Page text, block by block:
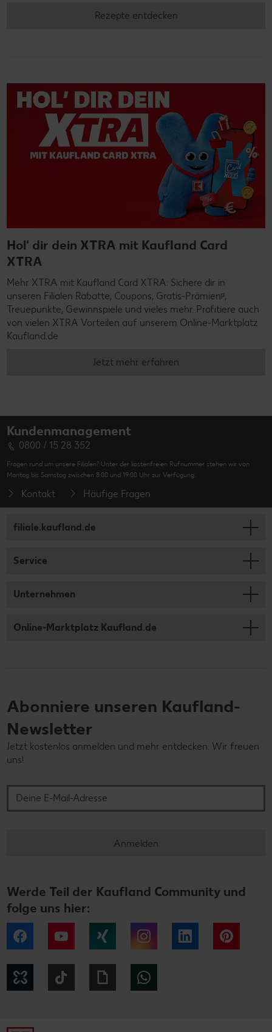
Rezepte entdecken
Hol' dir dein XTRA mit Kaufland Card
XTRA
Mehr XTRA mit Kaufland Card XTRA: Sichere dir in
unseren Filialen Rabatte, Coupons, Gratis-Prämienᵖ,
Treuepunkte, Gewinnspiele und vieles mehr. Profitiere auch
von vielen XTRA Vorteilen auf unserem Online-Marktplatz
Kaufland.de
Jetzt mehr erfahren
Kundenmanagement
0800 / 15 28 352
Fragen rund um unsere Filialen? Unter der kostenfreien Rufnummer stehen wir von
Montag bis Samstag zwischen 8:00 und 19:00 Uhr zur Verfügung.
Kontakt Häufige Fragen
filiale.kaufland.de
Service
Unternehmen
Online-Marktplatz Kaufland.de
Abonniere unseren Kaufland-
Newsletter
Jetzt kostenlos anmelden und mehr entdecken. Wir freuen
uns!
Anmelden
Werde Teil der Kaufland Community und
folge uns hier:
Facebook YouTube Instagram LinkedIn
Kununu Giphy